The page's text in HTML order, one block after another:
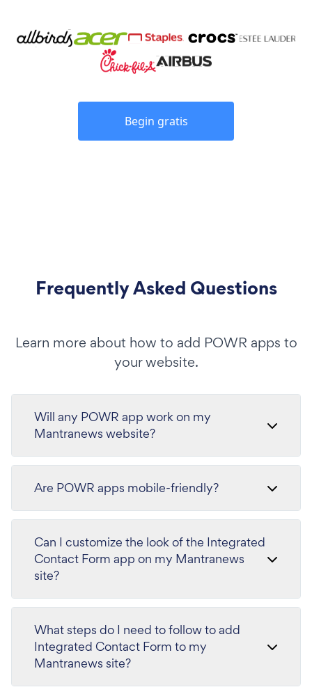
Begin gratis
Frequently Asked Questions
Learn more about how to add POWR apps to
your website.
Will any POWR app work on my
Mantranews website?
Are POWR apps mobile-friendly?
Can I customize the look of the Integrated
Contact Form app on my Mantranews
site?
What steps do I need to follow to add
Integrated Contact Form to my
Mantranews site?